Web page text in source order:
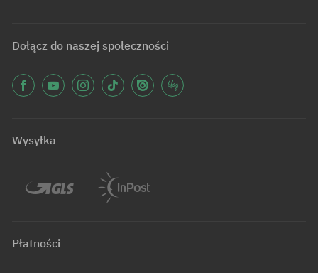
Dołącz do naszej społeczności
Wysyłka
Płatności